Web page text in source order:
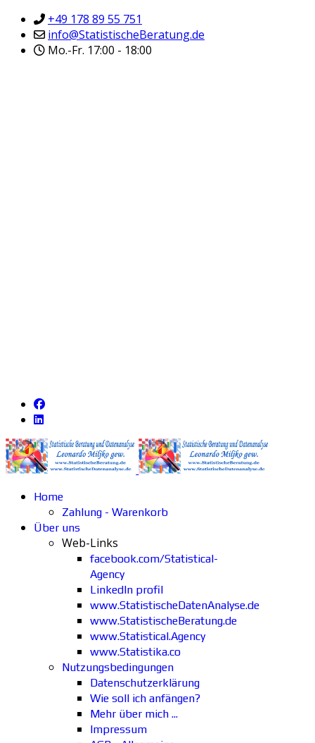
+49 178 89 55 751
info@StatistischeBeratung.de
Mo.-Fr. 17:00 - 18:00
Home
Zahlung - Warenkorb
Über uns
Web-Links
facebook.com/Statistical-
Agency
LinkedIn profil
www.StatistischeDatenAnalyse.de
www.StatistischeBeratung.de
www.Statistical.Agency
www.Statistika.co
Nutzungsbedingungen
Datenschutzerklärung
Wie soll ich anfängen?
Mehr über mich ...
Impressum